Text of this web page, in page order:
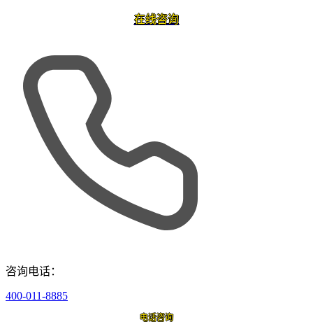
在线咨询
咨询电话：
400-011-8885
电话咨询